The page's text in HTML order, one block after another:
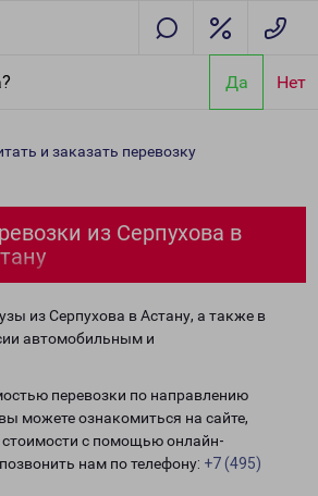
Да Нет
и заказать перевозку
из Серпухова в
из Серпухова в Астану, а также в
автомобильным и
перевозки по направлению
можете ознакомиться на сайте,
стоимости с помощью онлайн-
нам по телефону: +7 (495)